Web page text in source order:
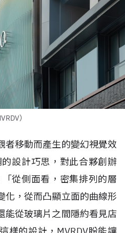
）
者移動而產生的變幻視覺效
設計巧思，對此合夥創辦
從側面看，密集排列的層
化，從而凸顯立面的曲線形
能從玻璃片之間隱約看見店